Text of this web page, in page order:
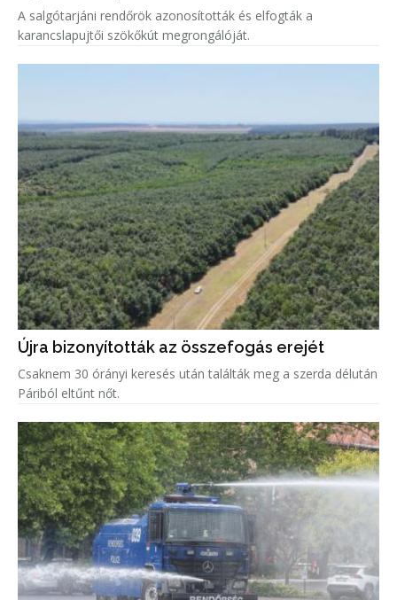
A salgótarjáni rendőrök azonosították és elfogták a
karancslapujtői szökőkút megrongálóját.
Újra bizonyították az összefogás erejét
Csaknem 30 órányi keresés után találták meg a szerda délután
Páriból eltűnt nőt.